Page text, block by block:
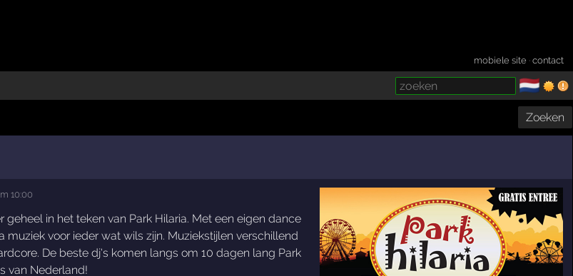
mobiele site ·contact
🇳🇱
Zoeken
10:00
in het teken van Park Hilaria. Met een eigen dance
voor ieder wat wils zijn. Muziekstijlen verschillend
De beste dj's komen langs om 10 dagen lang Park
van Nederland!